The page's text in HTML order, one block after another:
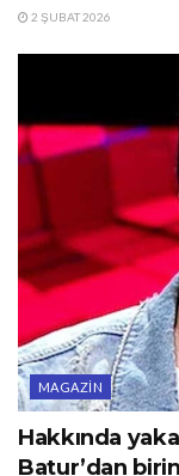
2 ŞUBAT 2026
MAGAZIN
Hakkında
Batur’dan